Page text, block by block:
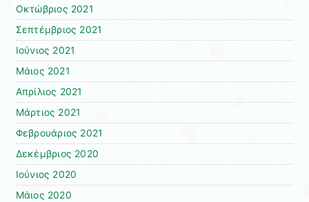
Οκτώβριος 2021
Σεπτέμβριος 2021
Ιούνιος 2021
Μάιος 2021
Απρίλιος 2021
Μάρτιος 2021
Φεβρουάριος 2021
Δεκέμβριος 2020
Ιούνιος 2020
Μάιος 2020